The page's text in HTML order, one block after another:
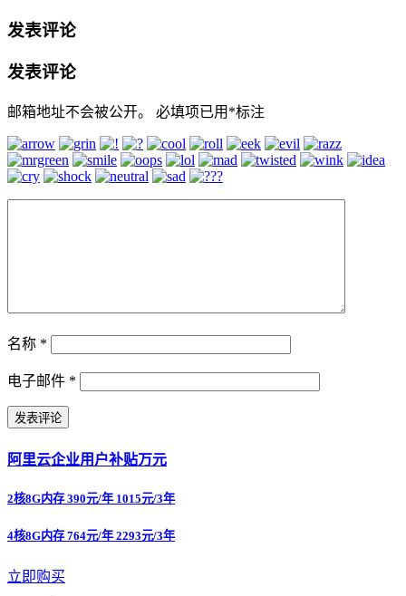
发表评论
发表评论
邮箱地址不会被公开。 必填项已用 *标注
名称 *
电子邮件 *
阿里云企业用户补贴万元
2核8G内存 390元/年 1015元/3年
4核8G内存 764元/年 2293元/3年
立即购买